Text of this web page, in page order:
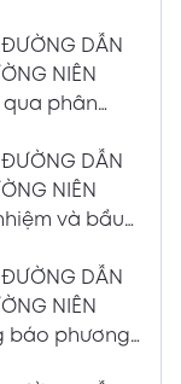
DẪN TÀI
NĂM 2024
DẪN TÀI
NIÊN NĂM
nhiệm vị trí
ĐƯỜNG DẪN
NIÊN
qua phân
ĐƯỜNG DẪN
NIÊN
và bầu
ĐƯỜNG DẪN
NIÊN
báo phương